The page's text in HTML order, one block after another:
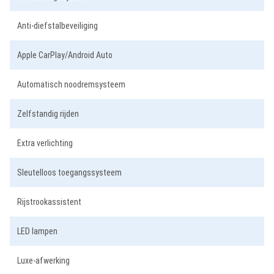
Anti-diefstalbeveiliging
Apple CarPlay/Android Auto
Automatisch noodremsysteem
Zelfstandig rijden
Extra verlichting
Sleutelloos toegangssysteem
Rijstrookassistent
LED lampen
Luxe-afwerking